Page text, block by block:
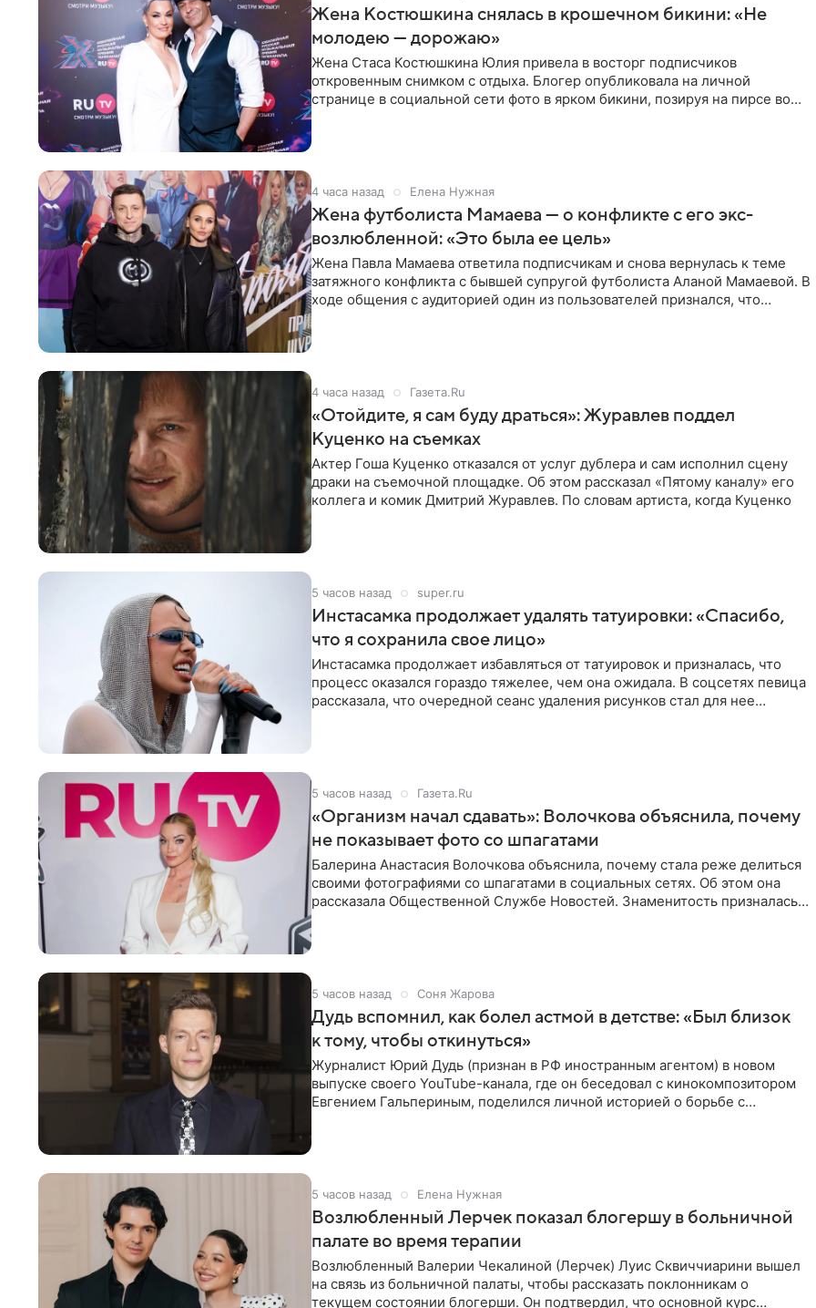
Жена Костюшкина снялась в крошечном бикини: «Не
молодею — дорожаю»
Жена Стаса Костюшкина Юлия привела в восторг подписчиков
откровенным снимком с отдыха. Блогер опубликовала на личной
странице в социальной сети фото в ярком бикини, позируя на пирсе во
4 часа назад Елена Нужная
Жена футболиста Мамаева — о конфликте с его экс-
возлюбленной: «Это была ее цель»
Жена Павла Мамаева ответила подписчикам и снова вернулась к теме
затяжного конфликта с бывшей супругой футболиста Аланой Мамаевой. В
ходе общения с аудиторией один из пользователей признался, что
4 часа назад Газета.Ru
«Отойдите, я сам буду драться»: Журавлев поддел
Куценко на съемках
Актер Гоша Куценко отказался от услуг дублера и сам исполнил сцену
драки на съемочной площадке. Об этом рассказал «Пятому каналу» его
коллега и комик Дмитрий Журавлев. По словам артиста, когда Куценко
5 часов назад super.ru
Инстасамка продолжает удалять татуировки: «Спасибо,
что я сохранила свое лицо»
Инстасамка продолжает избавляться от татуировок и призналась, что
процесс оказался гораздо тяжелее, чем она ожидала. В соцсетях певица
рассказала, что очередной сеанс удаления рисунков стал для нее
5 часов назад Газета.Ru
«Организм начал сдавать»: Волочкова объяснила, почему
не показывает фото со шпагатами
Балерина Анастасия Волочкова объяснила, почему стала реже делиться
своими фотографиями со шпагатами в социальных сетях. Об этом она
рассказала Общественной Службе Новостей. Знаменитость призналась,
5 часов назад Соня Жарова
Дудь вспомнил, как болел астмой в детстве: «Был близок
к тому, чтобы откинуться»
Журналист Юрий Дудь (признан в РФ иностранным агентом) в новом
выпуске своего YouTube-канала, где он беседовал с кинокомпозитором
Евгением Гальпериным, поделился личной историей о борьбе с
5 часов назад Елена Нужная
Возлюбленный Лерчек показал блогершу в больничной
палате во время терапии
Возлюбленный Валерии Чекалиной (Лерчек) Луис Сквиччиарини вышел
на связь из больничной палаты, чтобы рассказать поклонникам о
текущем состоянии блогерши. Он подтвердил, что основной курс